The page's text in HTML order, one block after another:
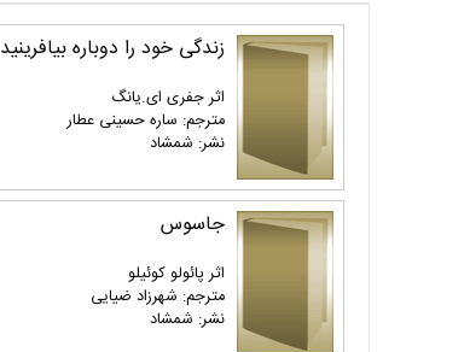
زندگی خود را دوباره بیافرینید
اثر جفری ای.یانگ
مترجم: ساره حسینی عطار
نشر: شمشاد
جاسوس
اثر پائولو کوئیلو
مترجم: شهرزاد ضیایی
نشر: شمشاد